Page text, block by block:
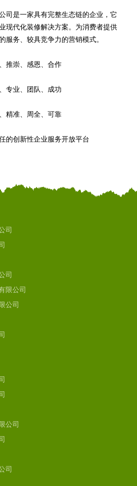
司是一家具有完整生态链的企业，它
现代化装修解决方案。为消费者提供
服务、较具竞争力的营销模式。
推崇、感恩、合作
专业、团队、成功
精准、周全、可靠
的创新性企业服务开放平台
司
司
限公司
公司
公司
司